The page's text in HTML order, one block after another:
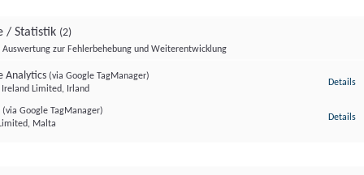
GLOBAL
/ Statistik (2)
Auswertung zur Fehlerbehebung und Weiterentwicklung
Analytics (via Google TagManager)
Ireland Limited, Irland
Details
(via Google TagManager)
Malta
Details